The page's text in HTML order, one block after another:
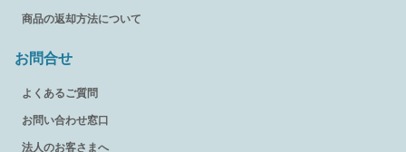
商品の返却方法について
お問合せ
よくあるご質問
お問い合わせ窓口
法人のお客さまへ